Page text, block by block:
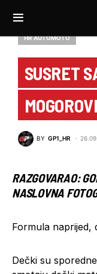
HR AUTOMOTO
SUSRET
BY GP1_HR
RAZGOVARAO:
NASLOVNA
Formula naprijed,
Dečki su